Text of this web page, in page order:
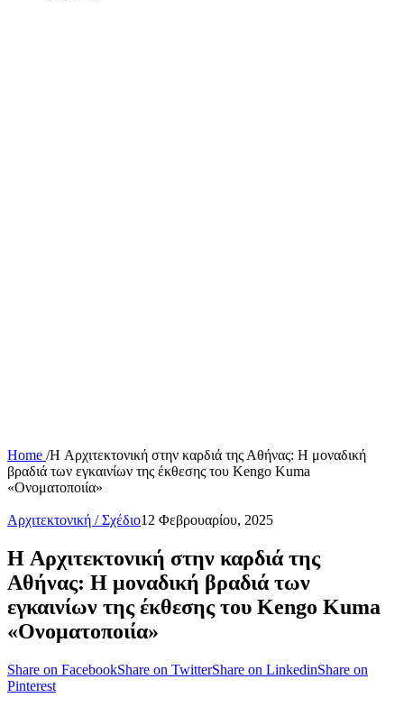
Home /H Αρχιτεκτονική στην καρδιά της Αθήνας: Η μοναδική
βραδιά των εγκαινίων της έκθεσης του Kengo Kuma
«Ονοματοποιία»
Αρχιτεκτονική / Σχέδιο12 Φεβρουαρίου, 2025
H Αρχιτεκτονική στην καρδιά της
Αθήνας: Η μοναδική βραδιά των
εγκαινίων της έκθεσης του Kengo Kuma
«Ονοματοποιία»
Share on FacebookShare on TwitterShare on LinkedinShare on
Pinterest